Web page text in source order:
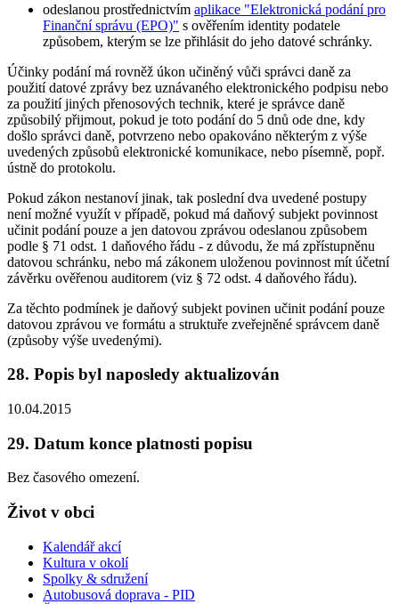
odeslanou prostřednictvím aplikace "Elektronická podání pro
Finanční správu (EPO)" s ověřením identity podatele
způsobem, kterým se lze přihlásit do jeho datové schránky.
Účinky podání má rovněž úkon učiněný vůči správci daně za
použití datové zprávy bez uznávaného elektronického podpisu nebo
za použití jiných přenosových technik, které je správce daně
způsobilý přijmout, pokud je toto podání do 5 dnů ode dne, kdy
došlo správci daně, potvrzeno nebo opakováno některým z výše
uvedených způsobů elektronické komunikace, nebo písemně, popř.
ústně do protokolu.
Pokud zákon nestanoví jinak, tak poslední dva uvedené postupy
není možné využít v případě, pokud má daňový subjekt povinnost
učinit podání pouze a jen datovou zprávou odeslanou způsobem
podle § 71 odst. 1 daňového řádu - z důvodu, že má zpřístupněnu
datovou schránku, nebo má zákonem uloženou povinnost mít účetní
závěrku ověřenou auditorem (viz § 72 odst. 4 daňového řádu).
Za těchto podmínek je daňový subjekt povinen učinit podání pouze
datovou zprávou ve formátu a struktuře zveřejněné správcem daně
(způsoby výše uvedenými).
28. Popis byl naposledy aktualizován
10.04.2015
29. Datum konce platnosti popisu
Bez časového omezení.
Život v obci
Kalendář akcí
Kultura v okolí
Spolky & sdružení
Autobusová doprava - PID